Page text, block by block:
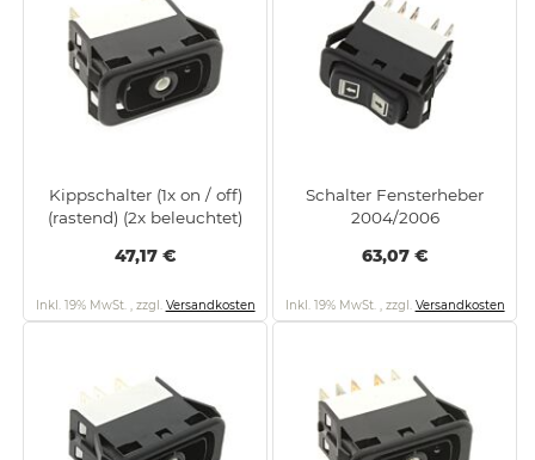
Kippschalter (1x on / off)
(rastend) (2x beleuchtet)
47,17 €
Inkl. 19% MwSt. , zzgl. Versandkosten
Schalter Fensterheber
2004/2006
63,07 €
Inkl. 19% MwSt. , zzgl. Versandkosten